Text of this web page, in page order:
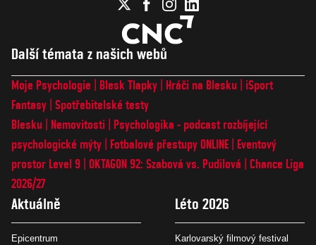
Další témata z našich webů
Moje Psychologie Blesk Tlapky Hráči na Blesku
iSport
Fantasy Spotřebitelské testy
Blesku
Nemovitosti
Psychologika - podcast rozbíjející
psychologické mýty
Fotbalové přestupy ONLINE
Eventový
prostor Level 9 OKTAGON 92: Szabová vs. Pudilová
Chance Liga
2026/27
Aktuálně
Epicentrum
Léto 2026
Karlovarský filmový festival